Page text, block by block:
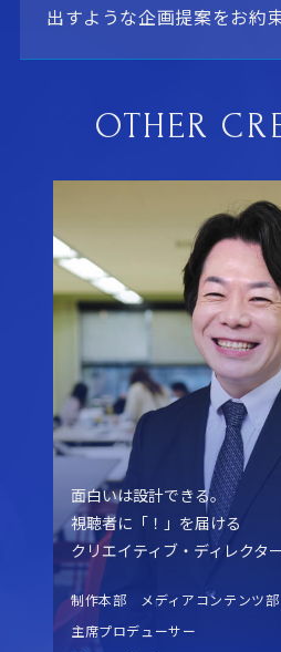
出すような企画提案をお約
OTHER
面白いは設計できる。
視聴者に「！」を届ける
クリエイティブ・ディレクタ
制作本部 メディアコンテンツ部
主席プロデューサー